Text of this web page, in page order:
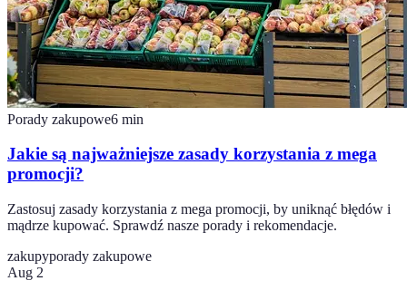
Porady zakupowe6 min
Jakie są najważniejsze zasady korzystania z mega
promocji?
Zastosuj zasady korzystania z mega promocji, by uniknąć błędów i
mądrze kupować. Sprawdź nasze porady i rekomendacje.
zakupyporady zakupowe
Aug 2